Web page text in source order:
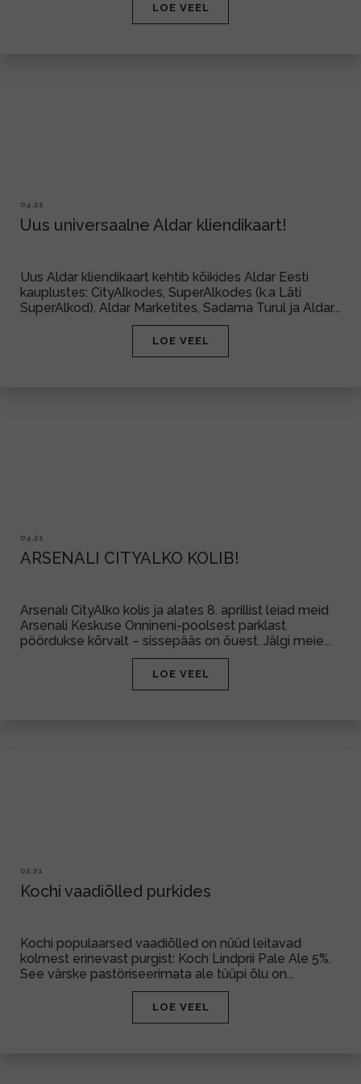
LOE VEEL
04.21
Uus universaalne Aldar kliendikaart!
Uus Aldar kliendikaart kehtib kõikides Aldar Eesti
kauplustes: CityAlkodes, SuperAlkodes (k.a Läti
SuperAlkod), Aldar Marketites, Sadama Turul ja Aldar...
LOE VEEL
04.21
ARSENALI CITYALKO KOLIB!
Arsenali CityAlko kolis ja alates 8. aprillist leiad meid
Arsenali Keskuse Onnineni-poolsest parklast
pöördukse kõrvalt – sissepääs on õuest. Jälgi meie...
LOE VEEL
02.21
Kochi vaadiõlled purkides
Kochi populaarsed vaadiõlled on nüüd leitavad
kolmest erinevast purgist: Koch Lindprii Pale Ale 5%.
See värske pastöriseerimata ale tüüpi õlu on...
LOE VEEL